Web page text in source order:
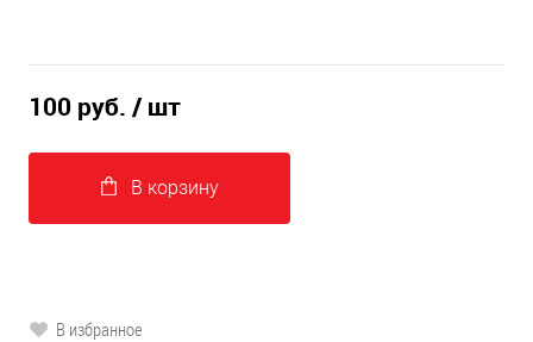
100 руб. / шт
В корзину
В избранное